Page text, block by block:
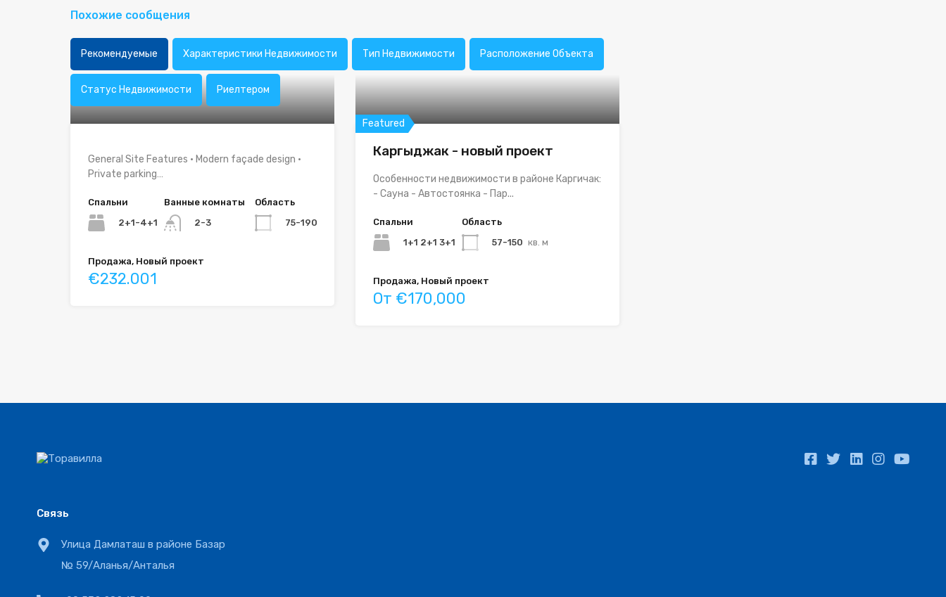
Похожие сообщения
Рекомендуемые Характеристики Недвижимости Тип Недвижимости Расположение Объекта
Статус Недвижимости Риелтером
General Site Features • Modern façade design •
Private parking…
Спальни
2+1-4+1
Ванные комнаты
2-3
Область
75-190
Продажа, Новый проект
€232.001
Featured
Каргыджак - новый проект
Особенности недвижимости в районе Каргичак:
- Сауна - Автостоянка - Пар...
Спальни
1+1 2+1 3+1
Область
57-150 кв. м
Продажа, Новый проект
От €170,000
Связь
Улица Дамлаташ в районе Базар
№ 59/Аланья/Анталья